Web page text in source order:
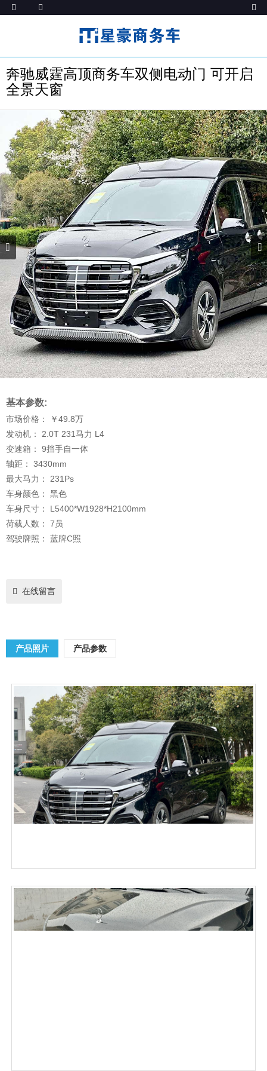
奔驰威霆高顶商务车双侧电动门 可开启
全景天窗
基本参数:
市场价格： ￥49.8万
发动机：
2.0T 231马力 L4
变速箱：
9挡手自一体
轴距：
3430mm
最大马力：
231 Ps
车身颜色：
黑色
车身尺寸：
L5400*W1928*H2100mm
荷载人数：
7员
驾驶牌照：
蓝牌C照
在线留言
产品照片 产品参数